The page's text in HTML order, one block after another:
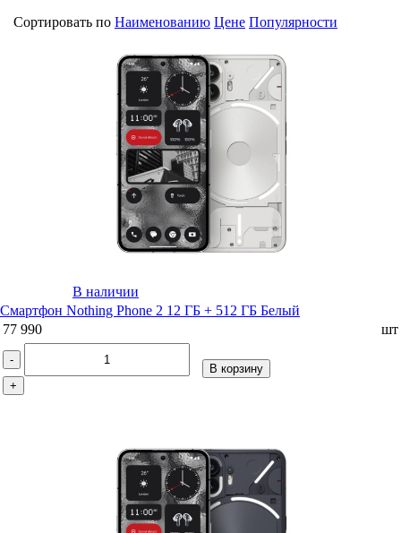
Сортировать по Наименованию Цене Популярности
В наличии
Смартфон Nothing Phone 2 12 ГБ + 512 ГБ Белый
77 990
шт
-
+
В корзину